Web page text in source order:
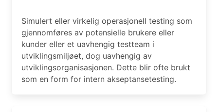
Simulert eller virkelig operasjonell testing som
gjennomføres av potensielle brukere eller
kunder eller et uavhengig testteam i
utviklingsmiljøet, dog uavhengig av
utviklingsorganisasjonen. Dette blir ofte brukt
som en form for intern akseptansetesting.